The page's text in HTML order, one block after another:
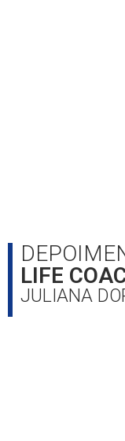
LIFE
JULIANA